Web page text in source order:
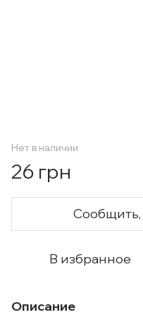
Нет в наличии
26 грн
Сообщить,
В избранное
Описание